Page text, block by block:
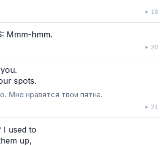
19
Mmm-hmm.
20
spots.
Мне нравятся твои пятна.
21
I used to
up,